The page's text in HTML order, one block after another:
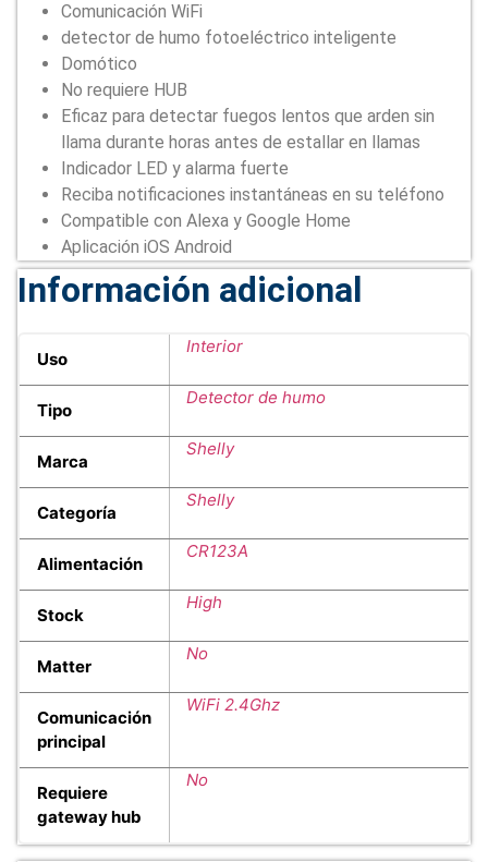
Comunicación WiFi
detector de humo fotoeléctrico inteligente
Domótico
No requiere HUB
Eficaz para detectar fuegos lentos que arden sin
llama durante horas antes de estallar en llamas
Indicador LED y alarma fuerte
Reciba notificaciones instantáneas en su teléfono
Compatible con Alexa y Google Home
Aplicación iOS Android
Información adicional
Uso
Interior
Tipo
Detector de humo
Marca
Shelly
Categoría
Shelly
Alimentación
CR123A
Stock
High
Matter
No
Comunicación
principal
WiFi 2.4Ghz
Requiere
gateway hub
No